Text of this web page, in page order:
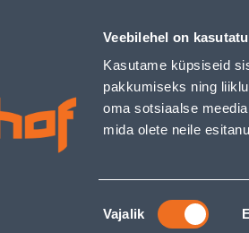
Veebilehel on
Kasutame küpsiseid
pakkumiseks ning
oma sotsiaalse
mida olete neile
Nõusoleku
valik
Vajalik
80X180CM HELEBEEŽ - Bauhof
Äriklienditeenindus
KAMPAANIAD